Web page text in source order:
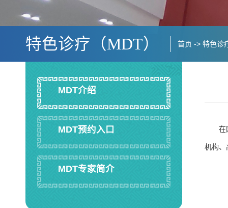
特色诊疗（MDT） 首页 -> 特色诊
MDT介绍
MDT预约入口
MDT专家简介
在
机构、